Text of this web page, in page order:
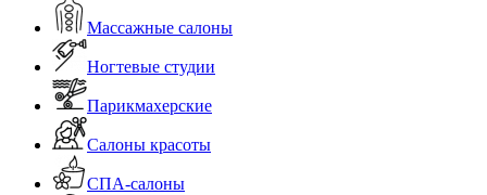
Массажные салоны
Ногтевые студии
Парикмахерские
Салоны красоты
СПА-салоны